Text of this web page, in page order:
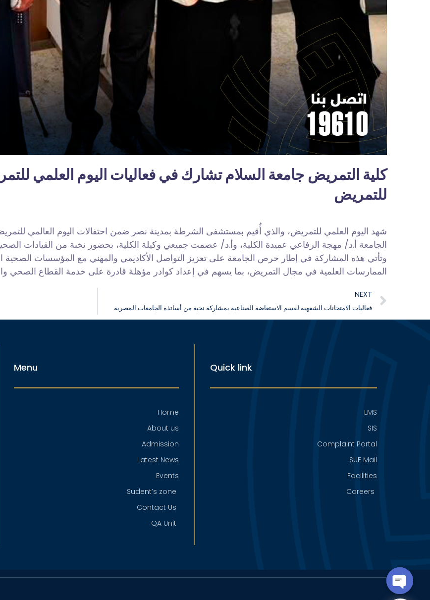
كلية التمريض جامعة السلام تشارك في فعاليات اليوم العلمي
للتمريض
شهد اليوم العلمي للتمريض، والذي أُقيم بمستشفى الشرطة بمدينة نصر ضمن احتفالات اليوم العالمي
الجامعة أ.د/ مهجة الرفاعي عميدة الكلية، وأ.د/ عصمت جميعي وكيلة الكلية، بحضور نخبة من القيادات
وتأتي هذه المشاركة في إطار حرص الجامعة على تعزيز التواصل الأكاديمي والمهني مع المؤسسات الصحية
الممارسات العلمية في مجال التمريض، بما يسهم في إعداد كوادر مؤهلة قادرة على خدمة القطاع الصحي
NEXT
فعاليات الامتحانات الشفهية لقسم الاستعاضة الصناعية بمشاركة نخبة من أساتذة الجامعات المصرية
Menu
Home
About us
Admission
Latest News
Events
Sudent’s zone
Contact Us
QA Unit
Quick link
LMS
SIS
Complaint Portal
SUE Mail
Facilities
Careers